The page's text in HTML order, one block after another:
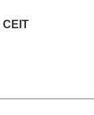
CEIT